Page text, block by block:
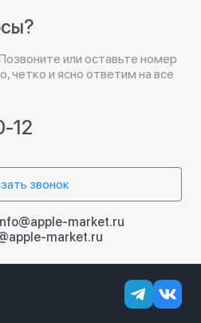
или оставьте номер
четко и ясно ответим на все
12
звонок
market.ru
market.ru